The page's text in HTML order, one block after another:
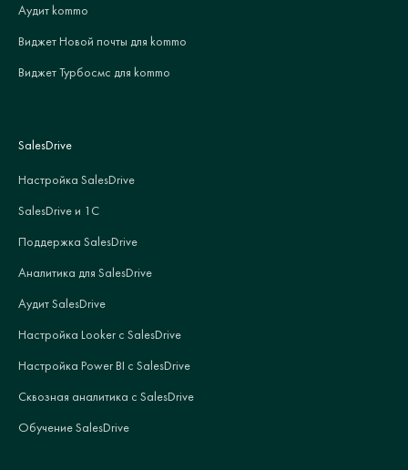
Аудит kommo
Виджет Новой почты для kommo
Виджет Турбосмс для kommo
SalesDrive
Настройка SalesDrive
SalesDrive и 1С
Поддержка SalesDrive
Аналитика для SalesDrive
Аудит SalesDrive
Настройка Looker с SalesDrive
Настройка Power BI с SalesDrive
Сквозная аналитика с SalesDrive
Обучение SalesDrive